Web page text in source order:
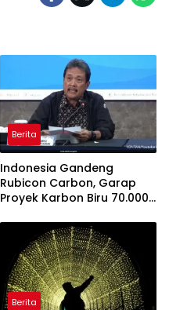
Berita
Indonesia Gandeng
Rubicon Carbon, Garap
Proyek Karbon Biru 70.000
Berita